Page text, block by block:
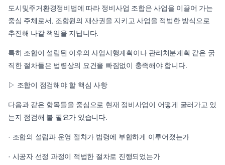
도시및주거환경정비법에 따라 정비사업 조합은 사업을 이끌어 가는
중심 주체로서, 조합원의 재산권을 지키고 사업을 적법한 방식으로
추진해 나갈 책임을 지닙니다.
특히 조합이 설립된 이후의 사업시행계획이나 관리처분계획 같은 굵
직한 절차들은 법령상의 요건을 빠짐없이 충족해야 합니다.
▷ 조합이 점검해야 할 핵심 사항
다음과 같은 항목들을 중심으로 현재 정비사업이 어떻게 굴러가고 있
는지 점검해 볼 필요가 있습니다.
· 조합의 설립과 운영 절차가 법령에 부합하게 이루어졌는가
· 시공자 선정 과정이 적법한 절차로 진행되었는가